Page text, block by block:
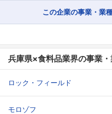
この企業の事業・業
兵庫県×食料品業界の事業
ロック・フィールド
モロゾフ